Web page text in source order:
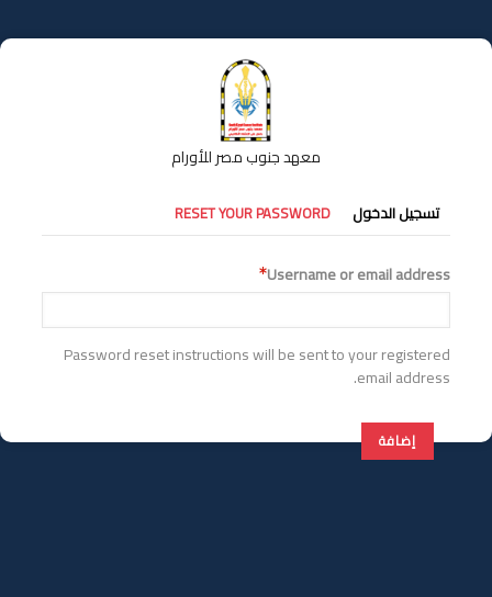
إلى
المحتوى
معهد جنوب مصر للأورام
التبويبات
الأساسية
تسجيل الدخول RESET YOUR PASSWORD
Username or email address
Password reset instructions will be sent to your registered
email address.